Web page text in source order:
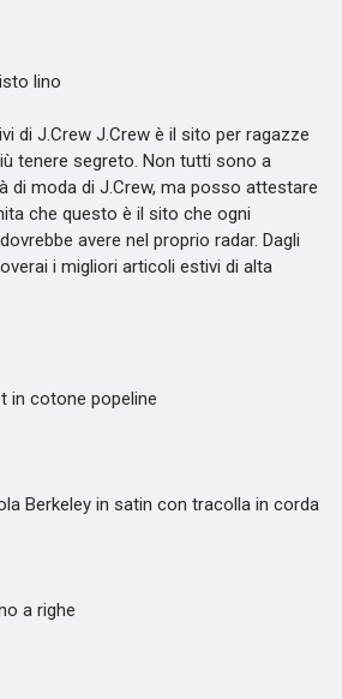
lino
J.Crew J.Crew è il sito per ragazze
tenere segreto. Non tutti sono a
di moda di J.Crew, ma posso attestare
che questo è il sito che ogni
avere nel proprio radar. Dagli
i migliori articoli estivi di alta
cotone popeline
Berkeley in satin con tracolla in corda
a righe